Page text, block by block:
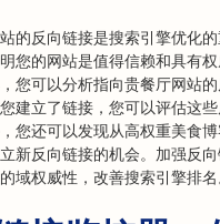
的反向链接是搜索引擎优化
您的网站是值得信赖和具有
您可以分析指向贵餐厅网站
建立了链接，您可以评估这
您还可以发现从高权重美食
新反向链接的机会。加强反
域权威性，改善搜索引擎排名